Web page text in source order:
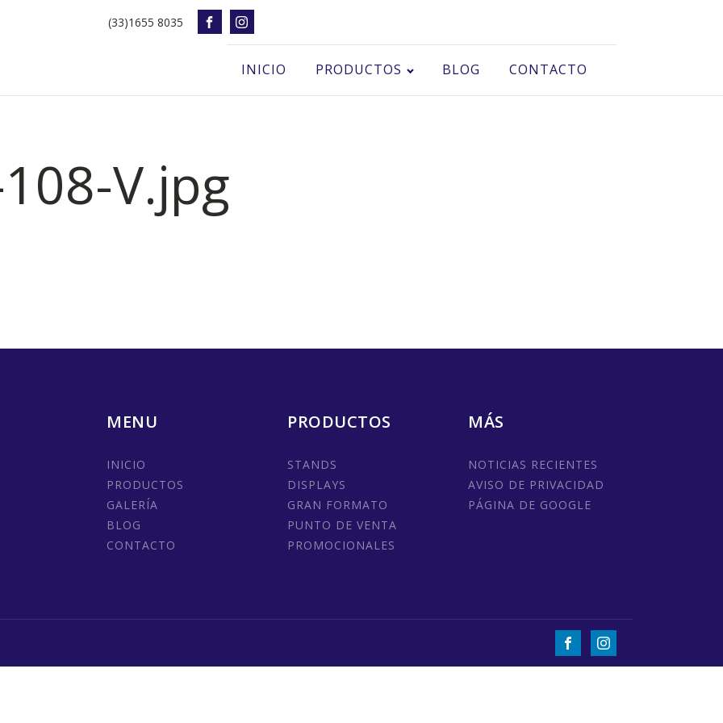
(33)1655 8035
INICIO PRODUCTOS BLOG CONTACTO
V.jpg
MENU
INICIO
PRODUCTOS
GALERÍA
BLOG
CONTACTO
PRODUCTOS
STANDS
DISPLAYS
GRAN FORMATO
PUNTO DE VENTA
PROMOCIONALES
MÁS
NOTICIAS RECIENTES
AVISO DE PRIVACIDAD
PÁGINA DE GOOGLE